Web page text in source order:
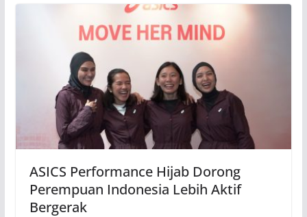
ASICS Performance Hijab Dorong
Perempuan Indonesia Lebih Aktif
Bergerak